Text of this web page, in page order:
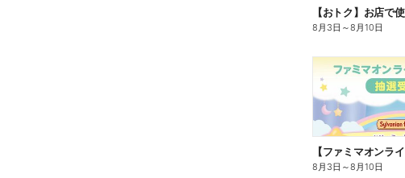
8月3日 ～8月10日
8月3日 ～8月10日